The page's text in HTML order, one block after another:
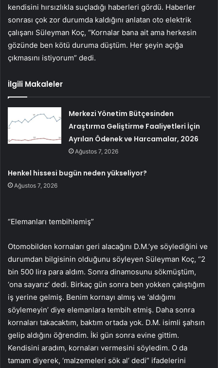
kendisini hırsızlıkla suçladığı haberleri gördü. Haberler
sonrası çok zor durumda kaldığını anlatan oto elektrik
çalışanı Süleyman Koç, “Kornalar bana ait ama herkesin
gözünde ben kötü duruma düştüm. Her şeyin açığa
çıkmasını istiyorum” dedi.
İlgili Makaleler
Merkezi Yönetim Bütçesinden
Araştırma Geliştirme Faaliyetleri İçin
Ayrılan Ödenek ve Harcamalar, 2026
Ağustos 7, 2026
Henkel hissesi bugün neden yükseliyor?
Ağustos 7, 2026
“Elemanları tembihlemiş”
Otomobilden kornaları geri alacağını D.M.’ye söylediğini ve
durumdan bilgisinin olduğunu söyleyen Süleyman Koç, “2
bin 500 lira para aldım. Sonra dinamosunu sökmüştüm,
‘ona sayarız’ dedi. Birkaç gün sonra ben yokken çalıştığım
iş yerine gelmiş. Benim kornayı almış ve ‘aldığımı
söylemeyin’ diye elemanlara tembih etmiş. Daha sonra
kornaları takacaktım, baktım ortada yok. D.M. isimli şahsın
gelip aldığını öğrendim. İki gün sonra evine gittim.
Kendisini aradım, kornaları vermesini söyledim. O da
tamam diyerek, ‘malzemeleri sök al’ dedi” ifadelerini